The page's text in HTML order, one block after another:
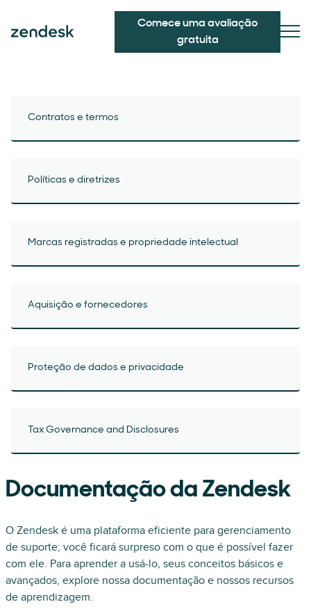
Comece uma avaliação
gratuita
Contratos e termos
Políticas e diretrizes
Marcas registradas e propriedade intelectual
Aquisição e fornecedores
Proteção de dados e privacidade
Tax Governance and Disclosures
Documentação da Zendesk
O Zendesk é uma plataforma eficiente para gerenciamento
de suporte; você ficará surpreso com o que é possível fazer
com ele. Para aprender a usá-lo, seus conceitos básicos e
avançados, explore nossa documentação e nossos recursos
de aprendizagem.